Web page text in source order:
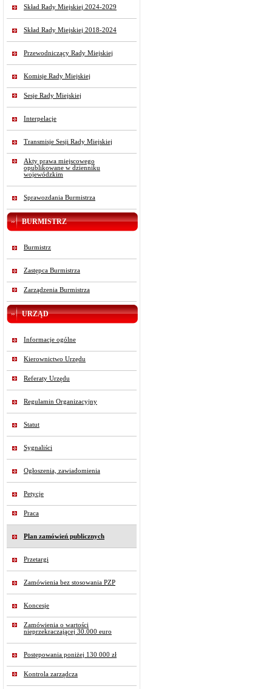
Skład Rady Miejskiej 2024-2029
Skład Rady Miejskiej 2018-2024
Przewodniczący Rady Miejskiej
Komisje Rady Miejskiej
Sesje Rady Miejskiej
Interpelacje
Transmisje Sesji Rady Miejskiej
Akty prawa miejscowego
opublikowane w dzienniku
wojewódzkim
Sprawozdania Burmistrza
BURMISTRZ
Burmistrz
Zastępca Burmistrza
Zarządzenia Burmistrza
URZĄD
Informacje ogólne
Kierownictwo Urzędu
Referaty Urzędu
Regulamin Organizacyjny
Statut
Sygnaliści
Ogłoszenia, zawiadomienia
Petycje
Praca
Plan zamówień publicznych
Przetargi
Zamówienia bez stosowania PZP
Koncesje
Zamówienia o wartości
nieprzekraczającej 30.000 euro
Postępowania poniżej 130 000 zł
Kontrola zarządcza